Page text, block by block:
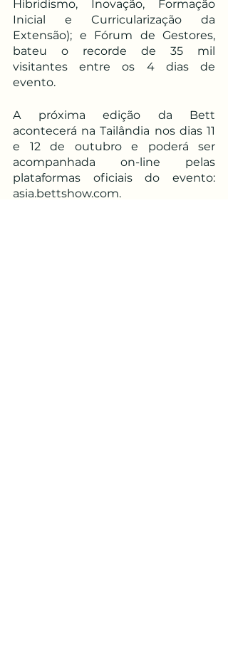
Hibridismo, Inovação, Formação
Inicial e Curricularização da
Extensão); e Fórum de Gestores,
bateu o recorde de 35 mil
visitantes entre os 4 dias de
evento.
A próxima edição da Bett
acontecerá na Tailândia nos dias 11
e 12 de outubro e poderá ser
acompanhada on-line pelas
plataformas oficiais do evento:
asia.bettshow.com.